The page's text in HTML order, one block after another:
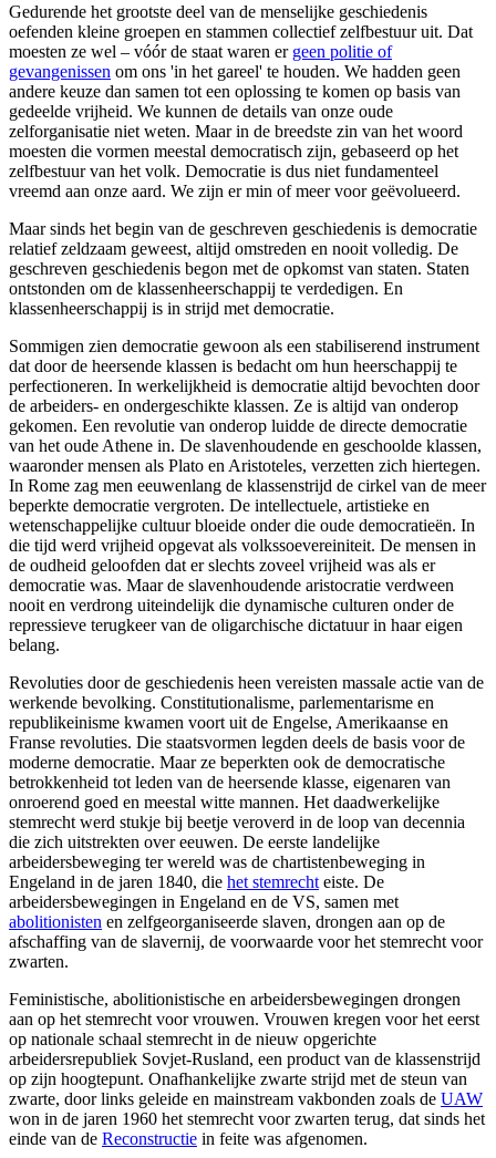
Gedurende het grootste deel van de menselijke geschiedenis
oefenden kleine groepen en stammen collectief zelfbestuur uit. Dat
moesten ze wel – vóór de staat waren er geen politie of
gevangenissen om ons 'in het gareel' te houden. We hadden geen
andere keuze dan samen tot een oplossing te komen op basis van
gedeelde vrijheid. We kunnen de details van onze oude
zelforganisatie niet weten. Maar in de breedste zin van het woord
moesten die vormen meestal democratisch zijn, gebaseerd op het
zelfbestuur van het volk. Democratie is dus niet fundamenteel
vreemd aan onze aard. We zijn er min of meer voor geëvolueerd.
Maar sinds het begin van de geschreven geschiedenis is democratie
relatief zeldzaam geweest, altijd omstreden en nooit volledig. De
geschreven geschiedenis begon met de opkomst van staten. Staten
ontstonden om de klassenheerschappij te verdedigen. En
klassenheerschappij is in strijd met democratie.
Sommigen zien democratie gewoon als een stabiliserend instrument
dat door de heersende klassen is bedacht om hun heerschappij te
perfectioneren. In werkelijkheid is democratie altijd bevochten door
de arbeiders- en ondergeschikte klassen. Ze is altijd van onderop
gekomen. Een revolutie van onderop luidde de directe democratie
van het oude Athene in. De slavenhoudende en geschoolde klassen,
waaronder mensen als Plato en Aristoteles, verzetten zich hiertegen.
In Rome zag men eeuwenlang de klassenstrijd de cirkel van de meer
beperkte democratie vergroten. De intellectuele, artistieke en
wetenschappelijke cultuur bloeide onder die oude democratieën. In
die tijd werd vrijheid opgevat als volkssoevereiniteit. De mensen in
de oudheid geloofden dat er slechts zoveel vrijheid was als er
democratie was. Maar de slavenhoudende aristocratie verdween
nooit en verdrong uiteindelijk die dynamische culturen onder de
repressieve terugkeer van de oligarchische dictatuur in haar eigen
belang.
Revoluties door de geschiedenis heen vereisten massale actie van de
werkende bevolking. Constitutionalisme, parlementarisme en
republikeinisme kwamen voort uit de Engelse, Amerikaanse en
Franse revoluties. Die staatsvormen legden deels de basis voor de
moderne democratie. Maar ze beperkten ook de democratische
betrokkenheid tot leden van de heersende klasse, eigenaren van
onroerend goed en meestal witte mannen. Het daadwerkelijke
stemrecht werd stukje bij beetje veroverd in de loop van decennia
die zich uitstrekten over eeuwen. De eerste landelijke
arbeidersbeweging ter wereld was de chartistenbeweging in
Engeland in de jaren 1840, die het stemrecht eiste. De
arbeidersbewegingen in Engeland en de VS, samen met
abolitionisten en zelfgeorganiseerde slaven, drongen aan op de
afschaffing van de slavernij, de voorwaarde voor het stemrecht voor
zwarten.
Feministische, abolitionistische en arbeidersbewegingen drongen
aan op het stemrecht voor vrouwen. Vrouwen kregen voor het eerst
op nationale schaal stemrecht in de nieuw opgerichte
arbeidersrepubliek Sovjet-Rusland, een product van de klassenstrijd
op zijn hoogtepunt. Onafhankelijke zwarte strijd met de steun van
zwarte, door links geleide en mainstream vakbonden zoals de UAW
won in de jaren 1960 het stemrecht voor zwarten terug, dat sinds het
einde van de Reconstructie in feite was afgenomen.